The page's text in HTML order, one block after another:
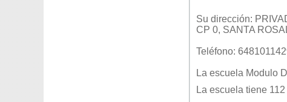
Su dirección:
CP 0, SANTA
Teléfono:
La escuela Modulo
La escuela tiene